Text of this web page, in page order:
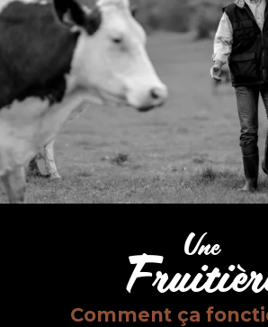
Une
Comment ça